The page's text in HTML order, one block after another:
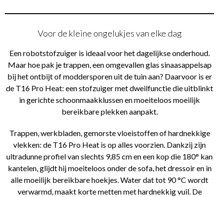
Voor de kleine ongelukjes van elke dag
Een robotstofzuiger is ideaal voor het dagelijkse onderhoud.
Maar hoe pak je trappen, een omgevallen glas sinaasappelsap
bij het ontbijt of moddersporen uit de tuin aan? Daarvoor is er
de T16 Pro Heat: een stofzuiger met dweilfunctie die uitblinkt
in gerichte schoonmaakklussen en moeiteloos moeilijk
bereikbare plekken aanpakt.
Trappen, werkbladen, gemorste vloeistoffen of hardnekkige
vlekken: de T16 Pro Heat is op alles voorzien. Dankzij zijn
ultradunne profiel van slechts 9,85 cm en een kop die 180° kan
kantelen, glijdt hij moeiteloos onder de sofa, het dressoir en in
alle moeilijk bereikbare hoekjes. Water dat tot 90 °C wordt
verwarmd, maakt korte metten met hardnekkig vuil. De